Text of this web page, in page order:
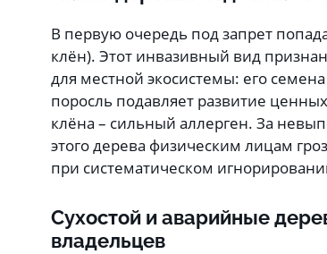
В первую очередь под запрет
клён). Этот инвазивный вид
для местной экосистемы: его
поросль подавляет развитие
клёна – сильный аллерген. За
этого дерева физическим лицам
при систематическом
Сухостой и аварийные
владельцев